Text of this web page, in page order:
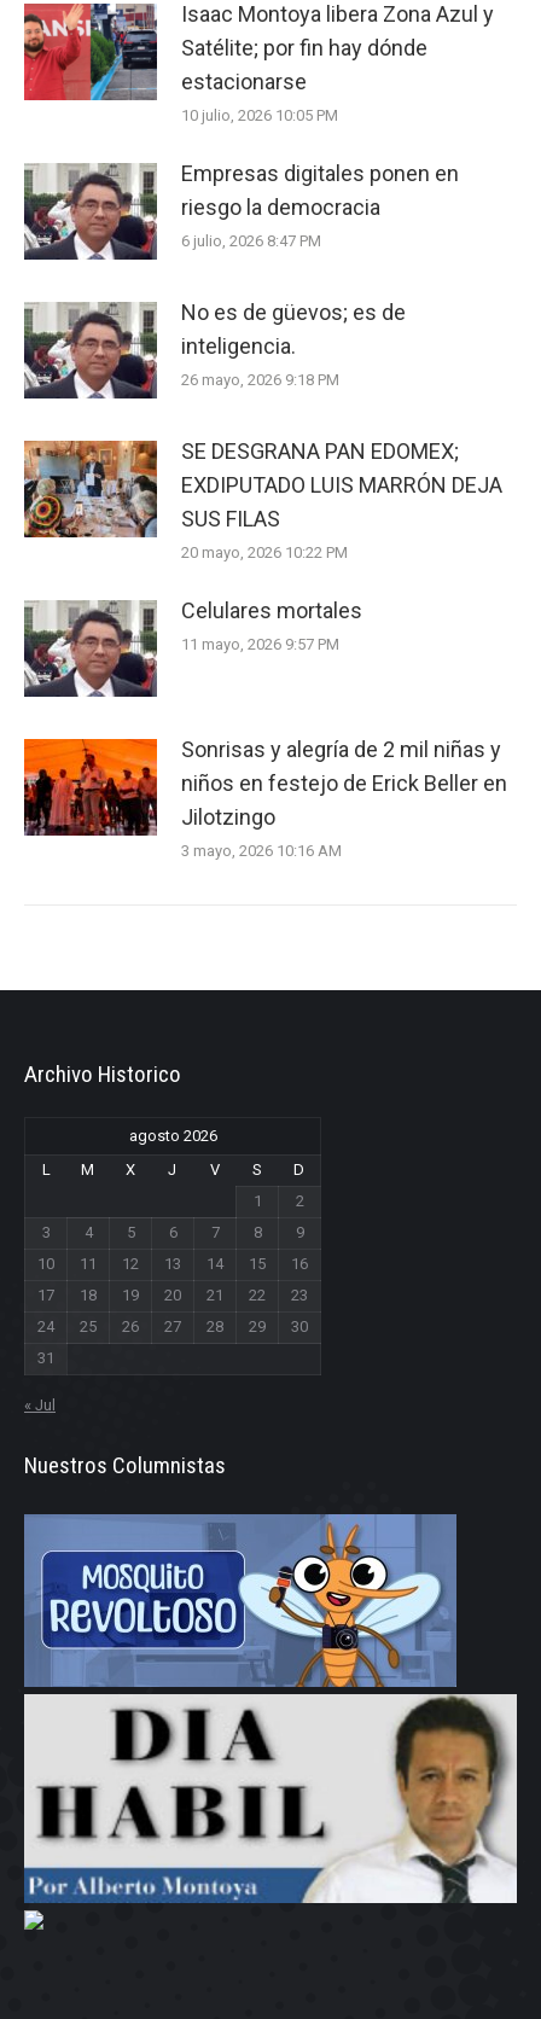
Isaac Montoya libera Zona Azul y
Satélite; por fin hay dónde
estacionarse
10 julio, 2026 10:05 PM
Empresas digitales ponen en
riesgo la democracia
6 julio, 2026 8:47 PM
No es de güevos; es de
inteligencia.
26 mayo, 2026 9:18 PM
SE DESGRANA PAN EDOMEX;
EXDIPUTADO LUIS MARRÓN DEJA
SUS FILAS
20 mayo, 2026 10:22 PM
Celulares mortales
11 mayo, 2026 9:57 PM
Sonrisas y alegría de 2 mil niñas y
niños en festejo de Erick Beller en
Jilotzingo
3 mayo, 2026 10:16 AM
Archivo Historico
agosto 2026
L
M X J V S
D
1
2
3
4 5 6 7 8
9
10
11 12 13 14 15
16
17
18 19 20 21 22
23
24
25 26 27 28 29
30
31
« Jul
Nuestros Columnistas